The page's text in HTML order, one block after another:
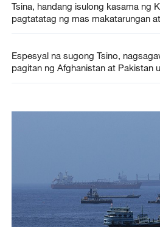
Tsina, handang isulong kasama ng
pagtatatag ng mas makatarungan
Espesyal na sugong Tsino,
pagitan ng Afghanistan at Pakistan